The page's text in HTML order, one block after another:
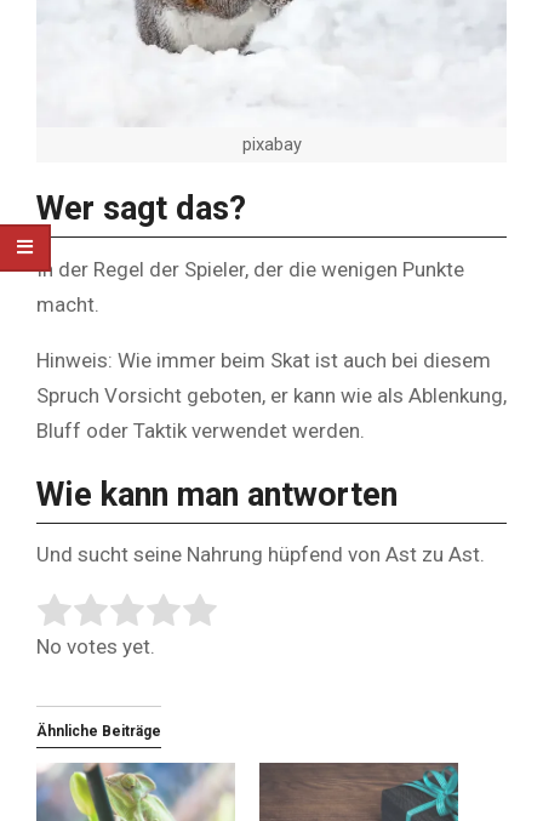
pixabay
Wer sagt das?
In der Regel der Spieler, der die wenigen Punkte
macht.
Hinweis: Wie immer beim Skat ist auch bei diesem
Spruch Vorsicht geboten, er kann wie als Ablenkung,
Bluff oder Taktik verwendet werden.
Wie kann man antworten
Und sucht seine Nahrung hüpfend von Ast zu Ast.
Rate this item:
Submit Rating
No votes yet.
Ähnliche Beiträge